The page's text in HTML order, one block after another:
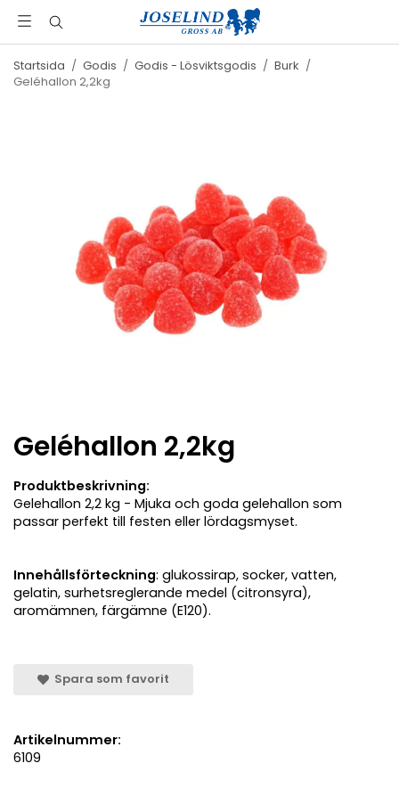
Startsida / Godis / Godis - Lösviktsgodis / Burk /
Geléhallon 2,2kg
Geléhallon 2,2kg
Produktbeskrivning:
Gelehallon 2,2 kg - Mjuka och goda gelehallon som
passar perfekt till festen eller lördagsmyset.
Innehållsförteckning: glukossirap, socker, vatten,
gelatin, surhetsreglerande medel (citronsyra),
aromämnen, färgämne (E120).
Spara som favorit
Artikelnummer:
6109